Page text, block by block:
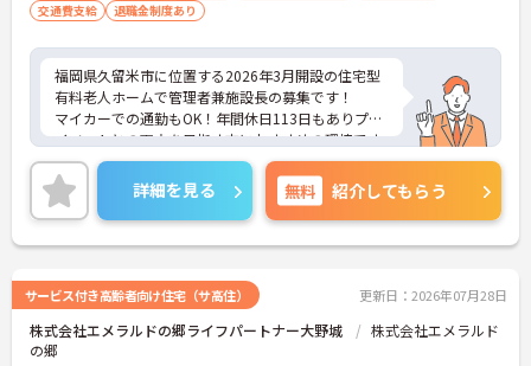
交通費支給
退職金制度あり
福岡県久留米市に位置する2026年3月開設の住宅型
有料老人ホームで管理者兼施設長の募集です！
マイカーでの通勤もOK！年間休日113日もありプラ
イベートとの両立を目指す方におすすめの環境です
◎入社時は丁寧な研修とフォロー体制で、経験に関
わらず安心してスタートできます。
これまでの経験や知識を活かして新しい職場で働い
てみませんか？
こちらの求人にご興味がございましたら面接のポイ
ます。
詳細を見る 無料 紹介してもらう
サービス付き高齢者向け住宅（サ高住） 更新日：2026年07月28日
株式会社エメラルドの郷ライフパートナー大野城
株式会社エメラルド
の郷